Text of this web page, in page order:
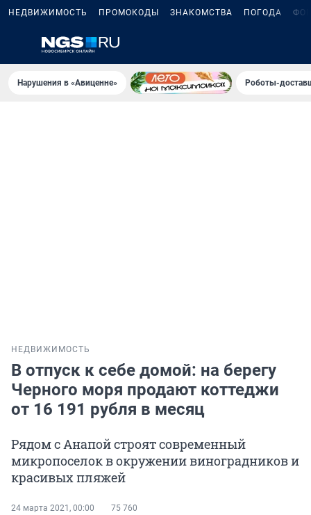
НЕДВИЖИМОСТЬ ПРОМОКОДЫ ЗНАКОМСТВА ПОГОДА
Нарушения в «Авиценне» Роботы-
НЕДВИЖИМОСТЬ
В отпуск к себе домой: на берегу
Черного моря продают коттеджи
от 16 191 рубля в месяц
Рядом с Анапой строят современный
микропоселок в окружении виноградников и
красивых пляжей
24 марта 2021, 00:00 75 760